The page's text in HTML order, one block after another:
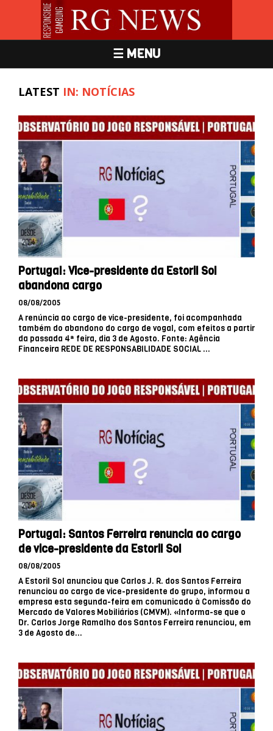
☰ MENU
LATEST IN: NOTÍCIAS
Portugal: Vice-presidente da Estoril Sol
abandona cargo
08/08/2005
A renúncia ao cargo de vice-presidente, foi acompanhada
também do abandono do cargo de vogal, com efeitos a partir
da passada 4ª feira, dia 3 de Agosto. Fonte: Agência
Financeira REDE DE RESPONSABILIDADE SOCIAL ...
Portugal: Santos Ferreira renuncia ao cargo
de vice-presidente da Estoril Sol
08/08/2005
A Estoril Sol anunciou que Carlos J. R. dos Santos Ferreira
renunciou ao cargo de vice-presidente do grupo, informou a
empresa esta segunda-feira em comunicado à Comissão do
Mercado de Valores Mobiliários (CMVM). «Informa-se que o
Dr. Carlos Jorge Ramalho dos Santos Ferreira renunciou, em
3 de Agosto de...